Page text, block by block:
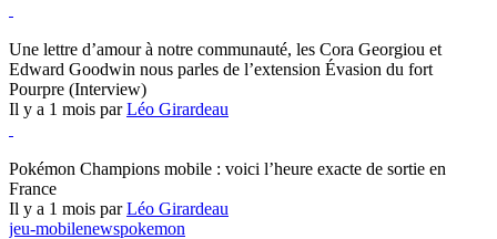
Une lettre d’amour à notre communauté, les Cora Georgiou et
Edward Goodwin nous parles de l’extension Évasion du fort
Pourpre (Interview)
Il y a 1 mois parLéo Girardeau
Pokémon Champions mobile : voici l’heure exacte de sortie en
France
Il y a 1 mois parLéo Girardeau
jeu-mobilenewspokemon